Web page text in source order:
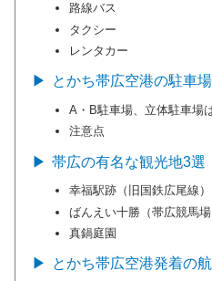
路線バス
タクシー
レンタカー
とかち帯広空港の駐車
A・B駐車場、立体駐車場
注意点
帯広の有名な観光地3選
幸福駅跡（旧国鉄広尾線）
ばんえい十勝（帯広競馬場
真鍋庭園
とかち帯広空港発着の